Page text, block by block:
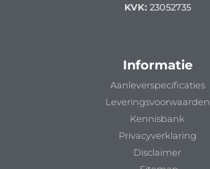
KVK: 23052735
Informatie
Aanleverspecificaties
Leveringsvoorwaarden
Kennisbank
Privacyverklaring
Disclaimer